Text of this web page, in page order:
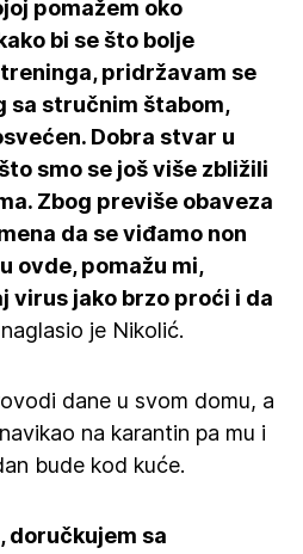
pomažem oko
bi se što bolje
pridržavam se
sa stručnim štabom,
Dobra stvar u
smo se još više zbližili
Zbog previše obaveza
da se viđamo non
ovde, pomažu mi,
virus jako brzo proći i da
naglasio je Nikolić.
dane u svom domu, a
na karantin pa mu i
bude kod kuće.
doručkujem sa